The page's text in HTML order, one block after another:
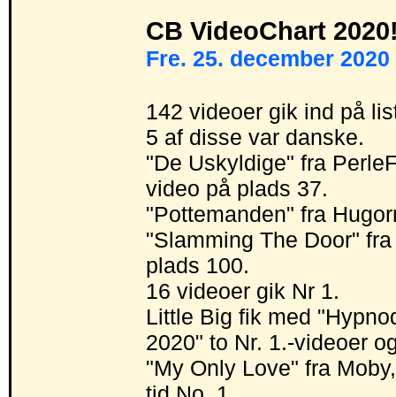
CB VideoChart
Fre. 25. december 2020
142 videoer gik ind på
5 af disse var danske.
"De Uskyldige" fra
video på plads 37.
"Pottemanden" fra
"Slamming The Door"
plads 100.
16 videoer gik Nr 1.
Little Big fik med
2020" to Nr. 1.-videoer
"My Only Love" fra